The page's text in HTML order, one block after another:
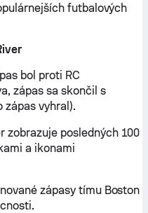
futbalových
bol proti RC
zápas sa skončil s
zápas vyhral).
zobrazuje posledných 100
a ikonami
zápasy tímu Boston